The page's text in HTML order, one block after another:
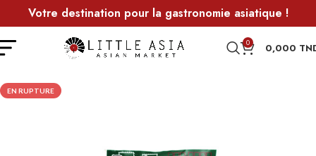
Votre destination pour la gastronomie asiatique !
0 0,000
EN RUPTURE